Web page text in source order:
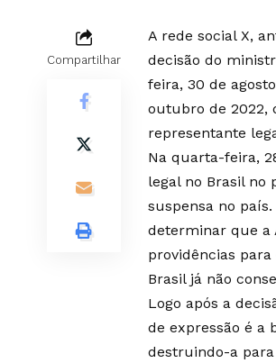
Compartilhar
A rede social X,
decisão do
feira, 30 de
outubro de 2022,
representante
Na quarta-feira,
legal no Brasil no
suspensa no
determinar que a
providências
Brasil já não
Logo após a
de expressão é a
destruindo-a